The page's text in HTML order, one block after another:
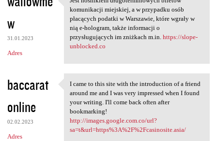
w
31.01.2023
Adres
Jest nośnikiem
komunikacji miejskiej, a w przypadku osób
płacących podatki w Warszawie, które wgrały w
nią e-hologram, także informacji o
przysługujących im zniżkach m.in. https://slope-
unblocked.co
baccarat
online
02.02.2023
Adres
I came to this site with the
I came to this site with the introduction of a friend
around me and I was very impressed when I found
your writing. I'll come back often after
bookmarking!
http://images.google.com.co/url?
sa=t&url=https%3A%2F%2Fcasinosite.asia/